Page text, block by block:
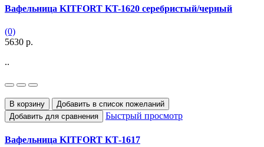
Вафельница KITFORT KT-1620 серебристый/черный
(0)
5630 р.
..
В корзину
Добавить в список пожеланий
Добавить для сравнения
Быстрый просмотр
Вафельница KITFORT КТ-1617